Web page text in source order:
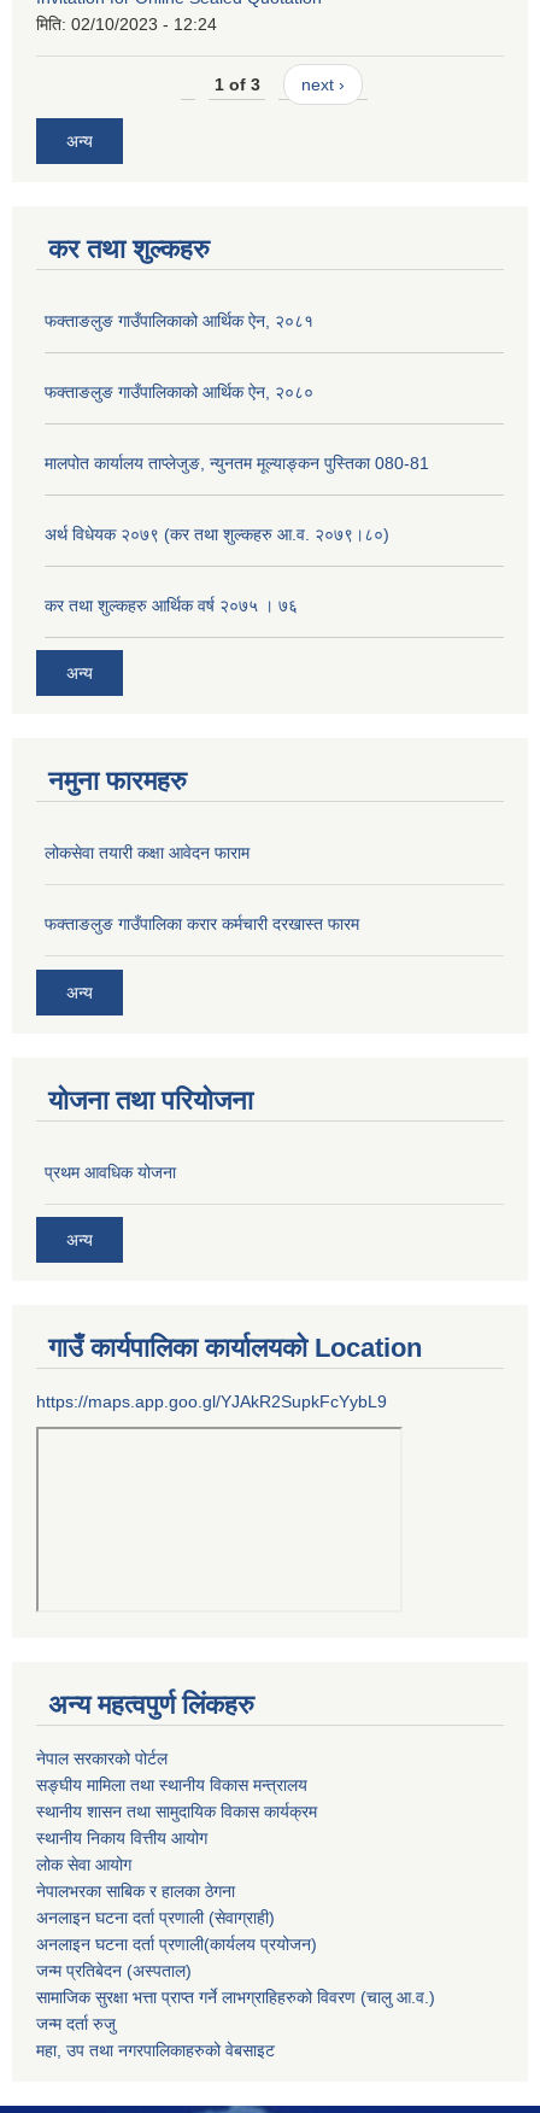
मिति: 02/10/2023 - 12:24
1 of 3 next ›
अन्य
कर तथा शुल्कहरु
फक्ताङलुङ गाउँपालिकाको आर्थिक ऐन, २०८१
फक्ताङलुङ गाउँपालिकाको आर्थिक ऐन, २०८०
मालपोत कार्यालय ताप्लेजुङ, न्युनतम मूल्याङ्कन पुस्तिका 080-81
अर्थ विधेयक २०७९ (कर तथा शुल्कहरु आ.व. २०७९।८०)
कर तथा शुल्कहरु आर्थिक वर्ष २०७५ । ७६
अन्य
नमुना फारमहरु
लोकसेवा तयारी कक्षा आवेदन फाराम
फक्ताङलुङ गाउँपालिका करार कर्मचारी दरखास्त फारम
अन्य
योजना तथा परियोजना
प्रथम आवधिक योजना
अन्य
गाउँ कार्यपालिका कार्यालयको Location
https://maps.app.goo.gl/YJAkR2SupkFcYybL9
अन्य महत्वपुर्ण लिंकहरु
नेपाल सरकारको पोर्टल
सङ्घीय मामिला तथा स्थानीय विकास मन्त्रालय
स्थानीय शासन तथा सामुदायिक विकास कार्यक्रम
स्थानीय निकाय वित्तीय आयोग
लोक सेवा आयोग
नेपालभरका साबिक र हालका ठेगना
अनलाइन घटना दर्ता प्रणाली (सेवाग्राही)
अनलाइन घटना दर्ता प्रणाली(कार्यलय प्रयोजन)
जन्म प्रतिबेदन (अस्पताल)
सामाजिक सुरक्षा भत्ता प्राप्त गर्ने लाभग्राहिहरुको विवरण (चालु आ.व.)
जन्म दर्ता रुजु
महा, उप तथा नगरपालिकाहरुको वेबसाइट